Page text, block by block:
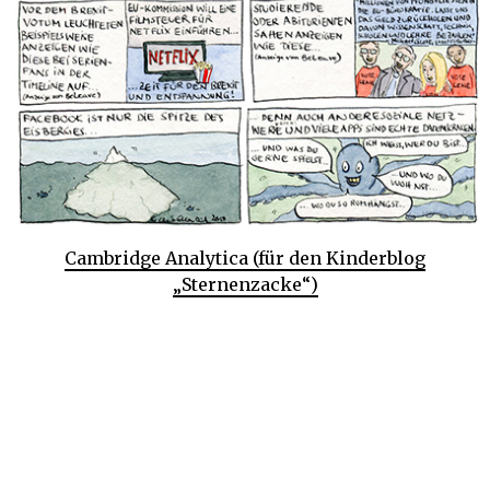
Cambridge Analytica (für den Kinderblog
„Sternenzacke“)